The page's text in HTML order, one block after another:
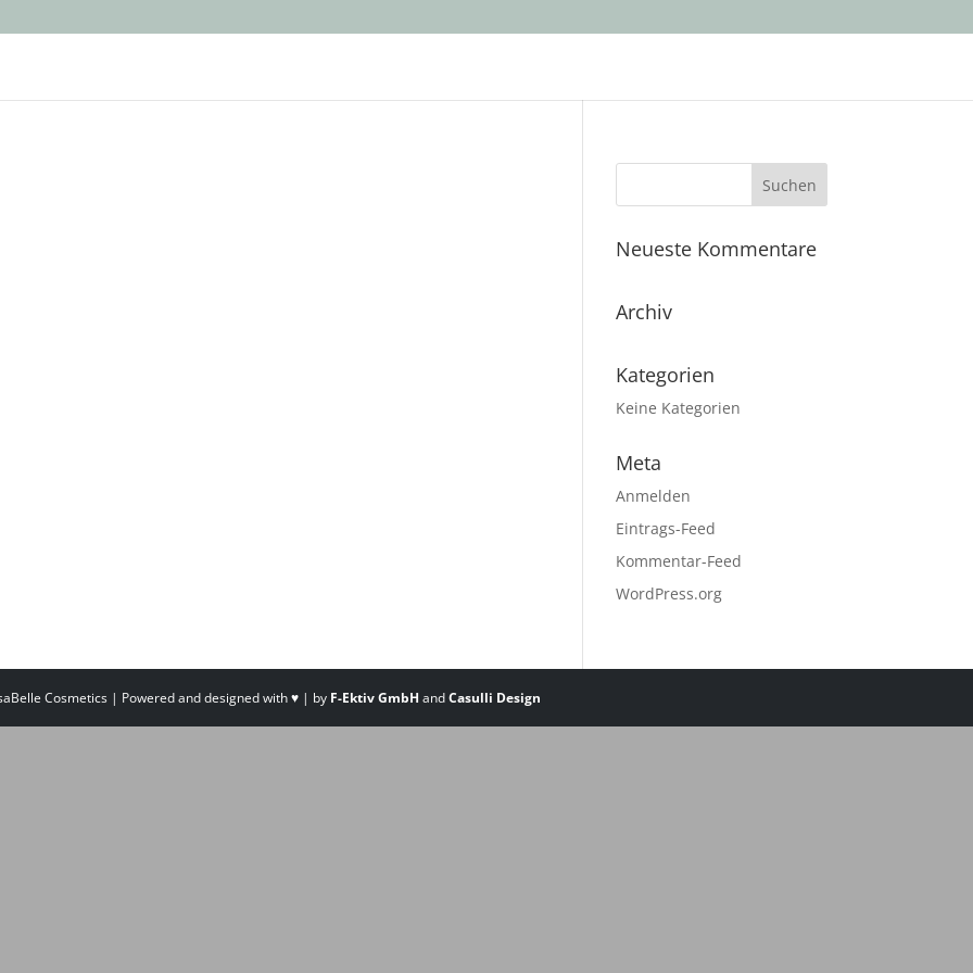
Neueste Kommentare
Archiv
Kategorien
Keine Kategorien
Meta
Anmelden
Eintrags-Feed
Kommentar-Feed
WordPress.org
Cosmetics | Powered and designed with ♥ | by F-Ektiv GmbH andCasulli Design